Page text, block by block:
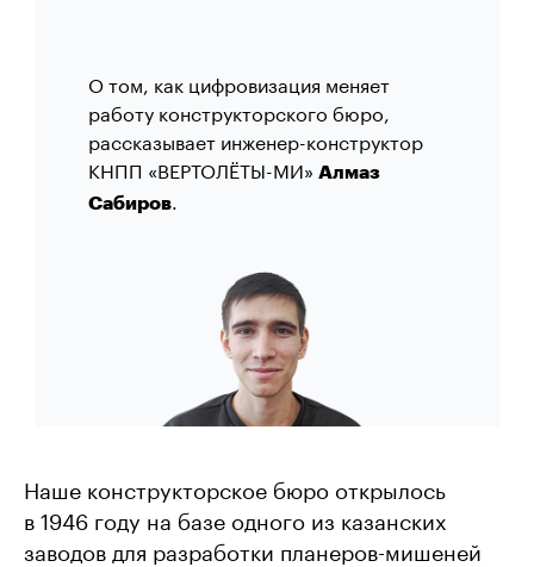
О том, как цифровизация меняет
работу конструкторского бюро,
рассказывает инженер-конструктор
КНПП «ВЕРТОЛЁТЫ-МИ» Алмаз
Сабиров.
Наше конструкторское бюро открылось
в 1946 году на базе одного из казанских
заводов для разработки планеров-мишеней